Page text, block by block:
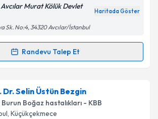
verilerimin işlenmesine ilişkin
Aydınlatma
okudum ve kişisel verilerimin belirtilen
Avcılar Murat Kölük Devlet
Haritada Göster
Sk. No:4, 34320 Avcılar/İstanbul
Randevu Talep Et
Takvimi Talebi
Keskineğeiçin randevu takvimi talebi
bu uzmandan randevu almanız için bir
e-posta ile bilgilendireceğiz.
Dr. Selin Üstün Bezgin
Burun Boğaz hastalıkları - KBB
, Küçükçekmece